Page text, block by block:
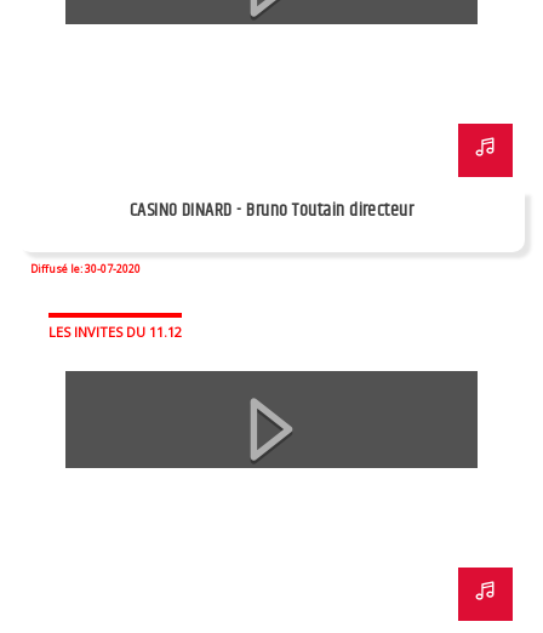
CASINO DINARD - Bruno Toutain directeur
Diffusé le: 30-07-2020
LES INVITES DU 11.12